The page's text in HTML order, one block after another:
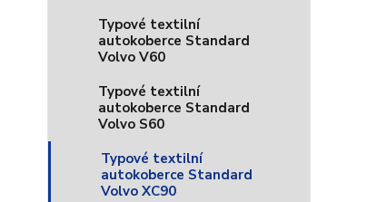
Typové textilní
autokoberce Standard
Volvo V60
Typové textilní
autokoberce Standard
Volvo S60
Typové textilní
autokoberce Standard
Volvo XC90